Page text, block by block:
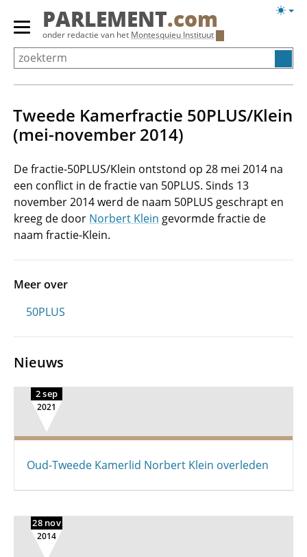
Overslaan
Primair
menu
tonen/verbergen
PARLEMENT.com
onder redactie van het Montesquieu Instituut
Tweede Kamerfractie 50PLUS/Klein
(mei-november 2014)
De fractie-50PLUS/Klein ontstond op 28 mei 2014 na
een conflict in de fractie van 50PLUS. Sinds 13
november 2014 werd de naam 50PLUS geschrapt en
kreeg de door Norbert Klein gevormde fractie de
naam fractie-Klein.
Meer over
50PLUS
Nieuws
2 sep
2021
Oud-Tweede Kamerlid Norbert Klein overleden
28 nov
2014